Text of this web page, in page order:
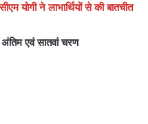
योगी ने लाभार्थियों से की बातचीत
एवं सातवां चरण